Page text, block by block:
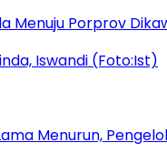
Menuju Porprov
Menurun,